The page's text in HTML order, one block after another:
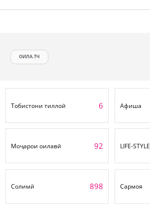
ОИЛА.ТЧ
Тобистони тиллоӣ 6 Афиша
Моҷарои оилавӣ 92 LIFE-STYLE
Солимӣ 898 Сармоя